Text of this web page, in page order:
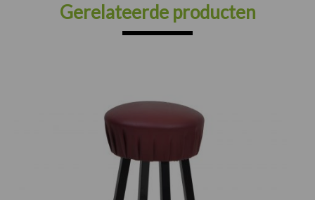
Gerelateerde producten